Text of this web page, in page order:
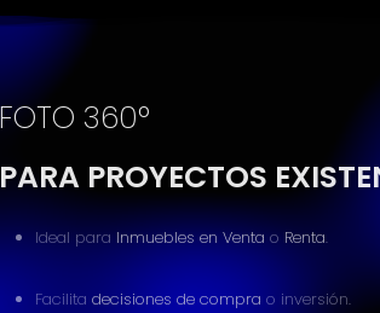
360°
PROYECTOS
Ideal para Inmuebles en Venta o Renta.
Facilita decisiones de compra o inversión.